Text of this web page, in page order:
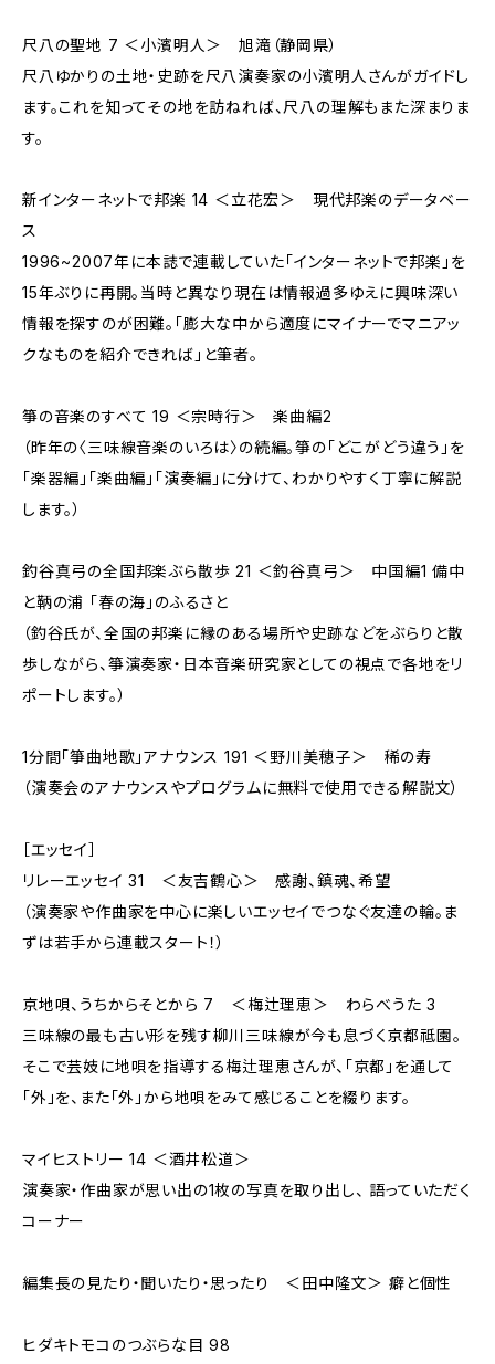
尺八の聖地 7 ＜小濱明人＞ 旭滝（静岡県）
尺八ゆかりの土地・史跡を尺八演奏家の小濱明人さんがガイドし
ます。これを知ってその地を訪ねれば、尺八の理解もまた深まりま
す。
新インターネットで邦楽 14 ＜立花宏＞ 現代邦楽のデータベー
ス
1996~2007年に本誌で連載していた「インターネットで邦楽」を
15年ぶりに再開。当時と異なり現在は情報過多ゆえに興味深い
情報を探すのが困難。「膨大な中から適度にマイナーでマニアッ
クなものを紹介できれば」と筆者。
箏の音楽のすべて 19 ＜宗時行＞ 楽曲編2
（昨年の〈三味線音楽のいろは〉の続編。箏の「どこがどう違う」を
「楽器編」「楽曲編」「演奏編」に分けて、わかりやすく丁寧に解説
します。）
釣谷真弓の全国邦楽ぶら散歩 21 ＜釣谷真弓＞ 中国編1 備中
と鞆の浦 「春の海」のふるさと
（釣谷氏が、全国の邦楽に縁のある場所や史跡などをぶらりと散
歩しながら、箏演奏家・日本音楽研究家としての視点で各地をリ
ポートします。）
1分間「箏曲地歌」アナウンス 191 ＜野川美穂子＞ 稀の寿
（演奏会のアナウンスやプログラムに無料で使用できる解説文）
［エッセイ］
リレーエッセイ 31 ＜友吉鶴心＞ 感謝、鎮魂、希望
（演奏家や作曲家を中心に楽しいエッセイでつなぐ友達の輪。ま
ずは若手から連載スタート！）
京地唄、うちからそとから 7 ＜梅辻理恵＞ わらべうた 3
三味線の最も古い形を残す柳川三味線が今も息づく京都祗園。
そこで芸妓に地唄を指導する梅辻理恵さんが、「京都」を通して
「外」を、また「外」から地唄をみて感じることを綴ります。
マイヒストリー 14 ＜酒井松道＞
演奏家・作曲家が思い出の1枚の写真を取り出し、 語っていただく
コーナー
編集長の見たり・聞いたり・思ったり ＜田中隆文＞ 癖と個性
ヒダキトモコのつぶらな目 98